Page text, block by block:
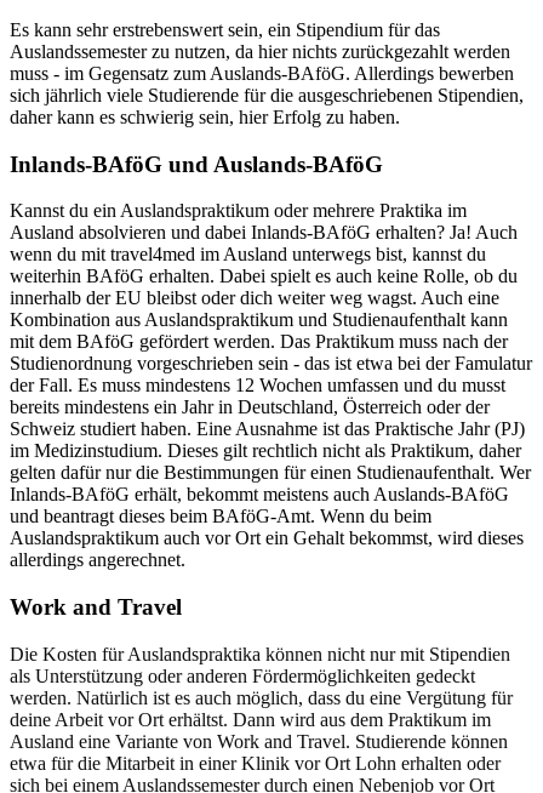
Es kann sehr erstrebenswert sein, ein Stipendium für das
Auslandssemester zu nutzen, da hier nichts zurückgezahlt werden
muss - im Gegensatz zum Auslands-BAföG. Allerdings bewerben
sich jährlich viele Studierende für die ausgeschriebenen Stipendien,
daher kann es schwierig sein, hier Erfolg zu haben.
Inlands-BAföG und Auslands-BAföG
Kannst du ein Auslandspraktikum oder mehrere Praktika im
Ausland absolvieren und dabei Inlands-BAföG erhalten? Ja! Auch
wenn du mit travel4med im Ausland unterwegs bist, kannst du
weiterhin BAföG erhalten. Dabei spielt es auch keine Rolle, ob du
innerhalb der EU bleibst oder dich weiter weg wagst. Auch eine
Kombination aus Auslandspraktikum und Studienaufenthalt kann
mit dem BAföG gefördert werden. Das Praktikum muss nach der
Studienordnung vorgeschrieben sein - das ist etwa bei der Famulatur
der Fall. Es muss mindestens 12 Wochen umfassen und du musst
bereits mindestens ein Jahr in Deutschland, Österreich oder der
Schweiz studiert haben. Eine Ausnahme ist das Praktische Jahr (PJ)
im Medizinstudium. Dieses gilt rechtlich nicht als Praktikum, daher
gelten dafür nur die Bestimmungen für einen Studienaufenthalt. Wer
Inlands-BAföG erhält, bekommt meistens auch Auslands-BAföG
und beantragt dieses beim BAföG-Amt. Wenn du beim
Auslandspraktikum auch vor Ort ein Gehalt bekommst, wird dieses
allerdings angerechnet.
Work and Travel
Die Kosten für Auslandspraktika können nicht nur mit Stipendien
als Unterstützung oder anderen Fördermöglichkeiten gedeckt
werden. Natürlich ist es auch möglich, dass du eine Vergütung für
deine Arbeit vor Ort erhältst. Dann wird aus dem Praktikum im
Ausland eine Variante von Work and Travel. Studierende können
etwa für die Mitarbeit in einer Klinik vor Ort Lohn erhalten oder
sich bei einem Auslandssemester durch einen Nebenjob vor Ort